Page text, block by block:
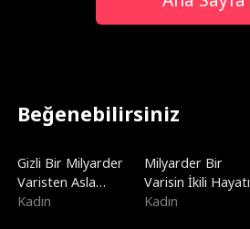
Beğenebilirsiniz
Gizli Bir Milyarder
Varisten Asla
Boşanmayın
Kadın
Milyarder Bir
Varisin İkili Hayatı
Kadın